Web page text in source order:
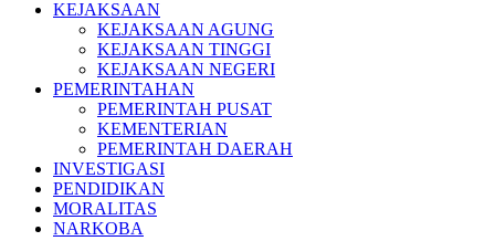
KEJAKSAAN
KEJAKSAAN AGUNG
KEJAKSAAN TINGGI
KEJAKSAAN NEGERI
PEMERINTAHAN
PEMERINTAH PUSAT
KEMENTERIAN
PEMERINTAH DAERAH
INVESTIGASI
PENDIDIKAN
MORALITAS
NARKOBA